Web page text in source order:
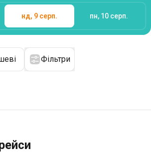
нд, 9 серп. пн, 10 серп.
Фільтри